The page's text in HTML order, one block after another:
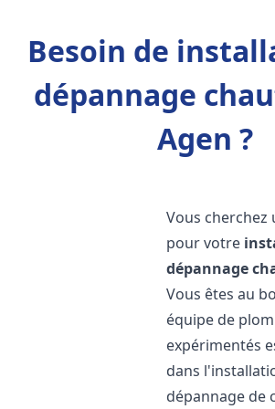
Besoin de
dépannage
Agen ?
Vous
pour votre
dépannage
Vous êtes au
équipe de
expérimentés
dans
dépannage de